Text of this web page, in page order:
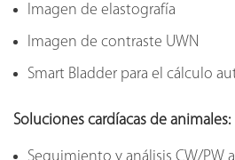
Imagen de elastografía
Imagen de contraste UWN
Smart Bladder para el cálculo
Soluciones cardíacas de animales: